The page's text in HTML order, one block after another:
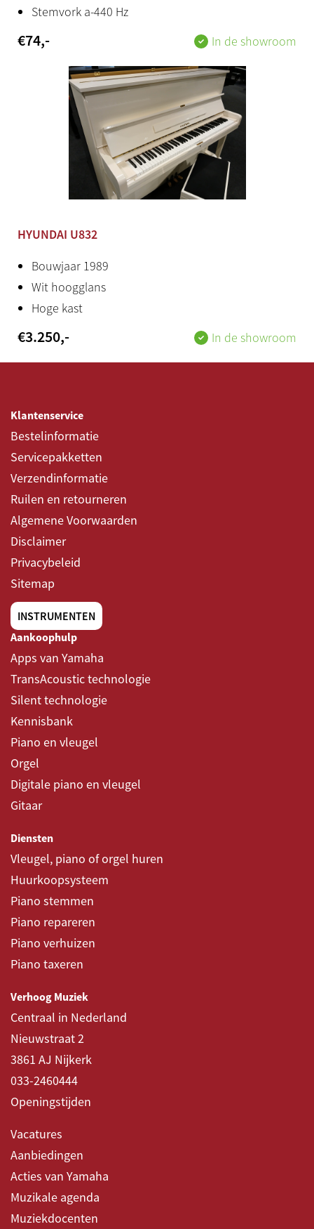
Stemvork a-440 Hz
€74,- In de showroom
HYUNDAI U832
Bouwjaar 1989
Wit hoogglans
Hoge kast
€3.250,- In de showroom
Klantenservice
Bestelinformatie
Servicepakketten
Verzendinformatie
Ruilen en retourneren
Algemene Voorwaarden
Disclaimer
Privacybeleid
Sitemap
INSTRUMENTEN
Aankoophulp
Apps van Yamaha
TransAcoustic technologie
Silent technologie
Kennisbank
Piano en vleugel
Orgel
Digitale piano en vleugel
Gitaar
Diensten
Vleugel, piano of orgel huren
Huurkoopsysteem
Piano stemmen
Piano repareren
Piano verhuizen
Piano taxeren
Verhoog Muziek
Centraal in Nederland
Nieuwstraat 2
3861 AJ Nijkerk
033-2460444
Openingstijden
Vacatures
Aanbiedingen
Acties van Yamaha
Muzikale agenda
Muziekdocenten